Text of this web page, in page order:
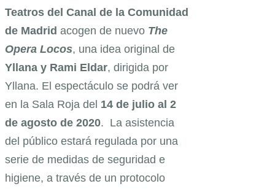
Teatros del Canal de la Comunidad
de Madrid acogen de nuevo The
Opera Locos, una idea original de
Yllana y Rami Eldar, dirigida por
Yllana. El espectáculo se podrá ver
en la Sala Roja del 14 de julio al 2
de agosto de 2020. La asistencia
del público estará regulada por una
serie de medidas de seguridad e
higiene, a través de un protocolo